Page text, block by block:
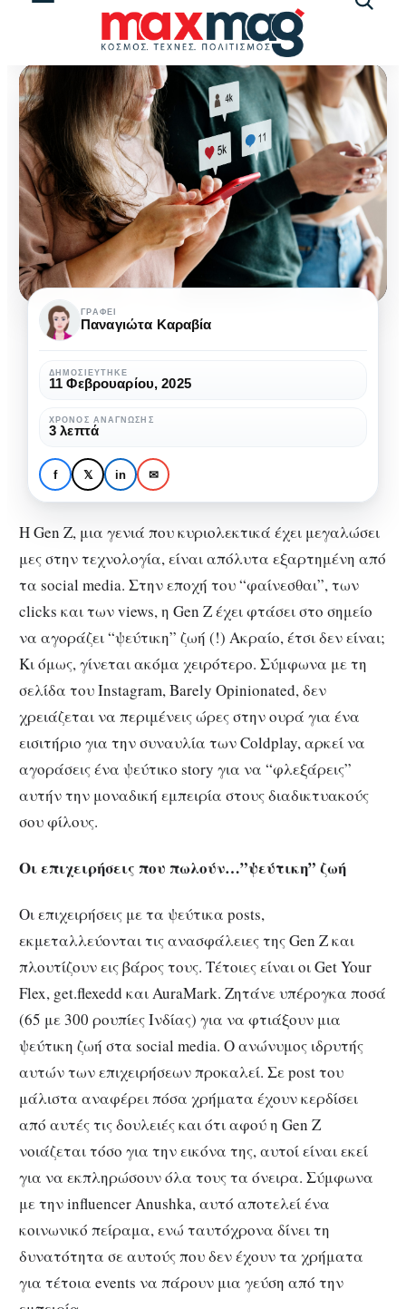
Η Gen Z αγοράζει
“ψεύτικη” ζωή
Gen
αγοράζει
“ψεύτικη”
ζωή
ΓΡΆΦΕΙ
Παναγιώτα Καραβία
ΔΗΜΟΣΙΕΎΤΗΚΕ
11 Φεβρουαρίου, 2025
ΧΡΌΝΟΣ ΑΝΆΓΝΩΣΗΣ
3 λεπτά
f 𝕏 in ✉
Η Gen Z, μια γενιά που κυριολεκτικά έχει μεγαλώσει
μες στην τεχνολογία, είναι απόλυτα εξαρτημένη από
τα social media. Στην εποχή του “φαίνεσθαι”, των
clicks και των views, η Gen Z έχει φτάσει στο σημείο
να αγοράζει “ψεύτικη” ζωή (!) Ακραίο, έτσι δεν είναι;
Κι όμως, γίνεται ακόμα χειρότερο. Σύμφωνα με τη
σελίδα του Instagram, Barely Opinionated, δεν
χρειάζεται να περιμένεις ώρες στην ουρά για ένα
εισιτήριο για την συναυλία των Coldplay, αρκεί να
αγοράσεις ένα ψεύτικο story για να “φλεξάρεις”
αυτήν την μοναδική εμπειρία στους διαδικτυακούς
σου φίλους.
Οι επιχειρήσεις που πωλούν…”ψεύτικη” ζωή
Οι επιχειρήσεις με τα ψεύτικα posts,
εκμεταλλεύονται τις ανασφάλειες της Gen Z και
πλουτίζουν εις βάρος τους. Τέτοιες είναι οι Get Your
Flex, get.flexedd και AuraMark. Ζητάνε υπέρογκα ποσά
(65 με 300 ρουπίες Ινδίας) για να φτιάξουν μια
ψεύτικη ζωή στα social media. Ο ανώνυμος ιδρυτής
αυτών των επιχειρήσεων προκαλεί. Σε post του
μάλιστα αναφέρει πόσα χρήματα έχουν κερδίσει
από αυτές τις δουλειές και ότι αφού η Gen Z
νοιάζεται τόσο για την εικόνα της, αυτοί είναι εκεί
για να εκπληρώσουν όλα τους τα όνειρα. Σύμφωνα
με την influencer Anushka, αυτό αποτελεί ένα
κοινωνικό πείραμα, ενώ ταυτόχρονα δίνει τη
δυνατότητα σε αυτούς που δεν έχουν τα χρήματα
για τέτοια events να πάρουν μια γεύση από την